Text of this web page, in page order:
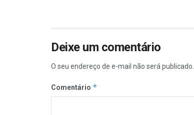
Deixe um comentário
O seu endereço de e-mail não será publicado.
Comentário *